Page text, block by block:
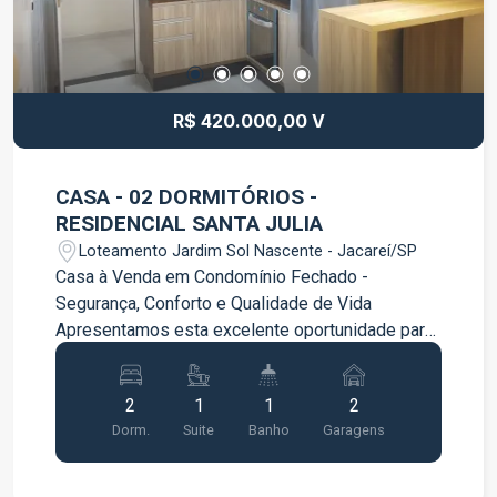
R$ 420.000,00 V
CASA - 02 DORMITÓRIOS -
RESIDENCIAL SANTA JULIA
Loteamento Jardim Sol Nascente - Jacareí/SP
Casa à Venda em Condomínio Fechado -
Segurança, Conforto e Qualidade de Vida
Apresentamos esta excelente oportunidade para
quem busca morar com tranquilidade, segurança
e praticidade em um condomínio fechado. O
imóvel conta com ambientes planejados e muito
bem distribuídos, oferecendo conforto para toda
a família. Características do imóvel: 2
2
Dorm.
1
Suite
1
Banho
2
Garagens